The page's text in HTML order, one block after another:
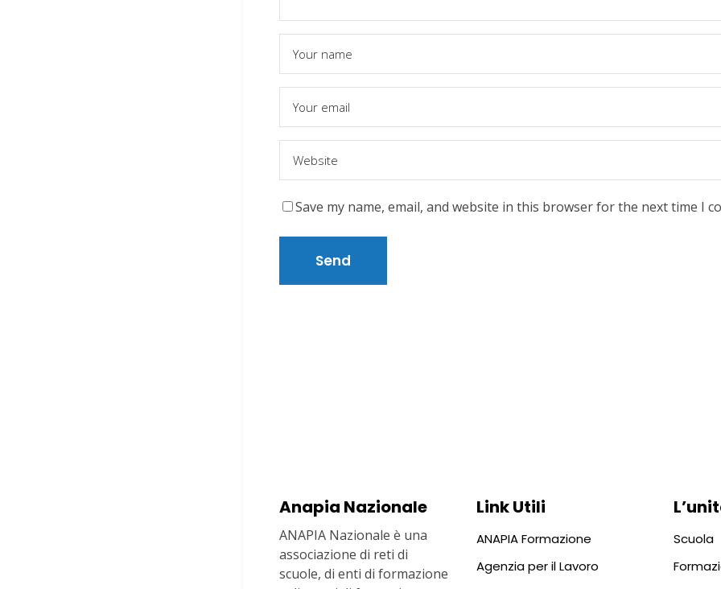
Save my name, email, and website in this browser for the next time I
Anapia Nazionale
ANAPIA Nazionale è una
associazione di reti di
scuole, di enti di formazione
Link Utili
ANAPIA Formazione
Agenzia per il Lavoro
Scuola